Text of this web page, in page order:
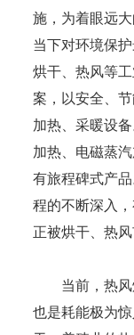
施，为着眼远
当下对环境保
烘干、热风等
案，以安全、
加热、采暖设
加热、电磁蒸
有旅程碑式产
程的不断深入
正被烘干、热
当前，热风
也是耗能极为